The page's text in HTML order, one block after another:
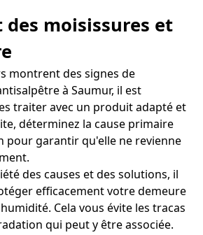
moisissures et
montrent des signes de
à Saumur, il est
traiter avec un produit adapté et
déterminez la cause primaire
pour garantir qu'elle ne revienne
des causes et des solutions, il
efficacement votre demeure
Cela vous évite les tracas
qui peut y être associée.